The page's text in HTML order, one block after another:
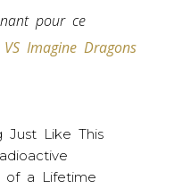
pour ce
Imagine Dragons
Just Like This
of a Lifetime